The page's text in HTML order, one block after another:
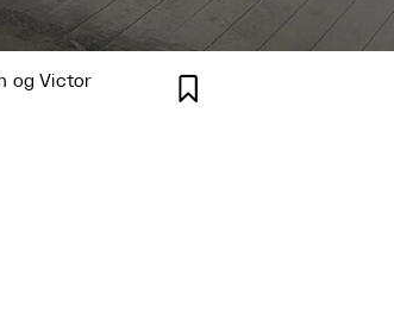
og Victor
